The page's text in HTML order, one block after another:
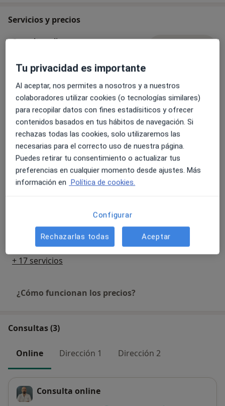
Servicios y precios
Consulta online
Primera visita Medicina Física y
Rehabilitación
Desde 0 € Detalles
Reservar cita
Tratamientos con Neurotoxina
300 € Detalles Reservar cita
Tratamiento manipulativo
osteopático
Tratamiento del dolor de columna
Detalles Reservar cita
+ 17 servicios
¿Cómo funcionan los precios?
Consultas (3)
Online Dirección 1 Dirección 2
Consulta online
Tu privacidad es importante
Al aceptar, nos permites a nosotros y a nuestros
colaboradores utilizar cookies (o tecnologías similares)
para recopilar datos con fines estadísiticos y ofrecer
contenidos basados en tus hábitos de navegación. Si
rechazas todas las cookies, solo utilizaremos las
necesarias para el correcto uso de nuestra página.
Puedes retirar tu consentimiento o actualizar tus
preferencias en cualquier momento desde ajustes. Más
información en Política de cookies.
Configurar
Rechazarlas todas Aceptar